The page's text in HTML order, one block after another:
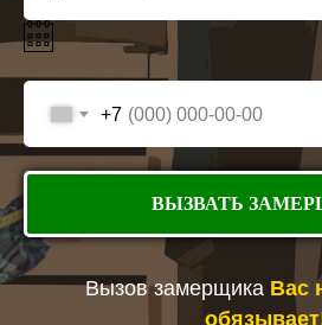
Преимущества покупки шкафов
особенностям помещения.
Большой выбор
оформления.
Собственное производство
Бесплатный замер с
объект.
Гарантия на мебель и
+7
ВЫЗВАТЬ
Вызов замерщика Вас